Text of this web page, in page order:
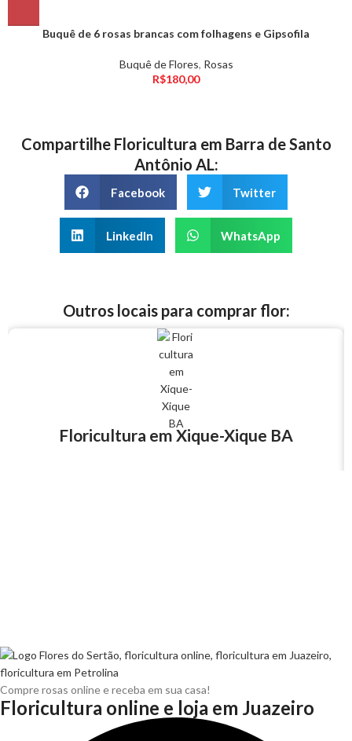
Buquê de 6 rosas brancas com folhagens e Gipsofila
Buquê de Flores, Rosas
R$180,00
Compartilhe Floricultura em Barra de Santo
Antônio AL:
Facebook Twitter
LinkedIn WhatsApp
Outros locais para comprar flor:
Floricultura em Xique-Xique BA
Compre rosas online e receba em sua casa!
Floricultura online e loja em Juazeiro